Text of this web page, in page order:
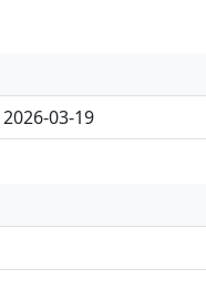
03-19